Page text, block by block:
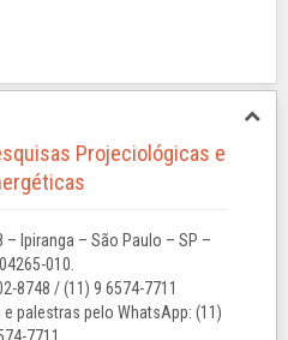
Projeciológicas e
– Ipiranga – São Paulo – SP –
010.
8748 / (11) 9 6574-7711
palestras pelo WhatsApp: (11)